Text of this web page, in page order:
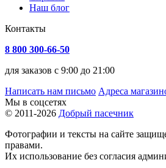
Наш блог
Контакты
8 800 300-66-50
для заказов с 9:00 до 21:00
Написать нам письмо Адреса
Мы в соцсетях
© 2011-2026 Добрый пасечник
Фотографии и тексты на сайте
правами.
Их использование без согласия